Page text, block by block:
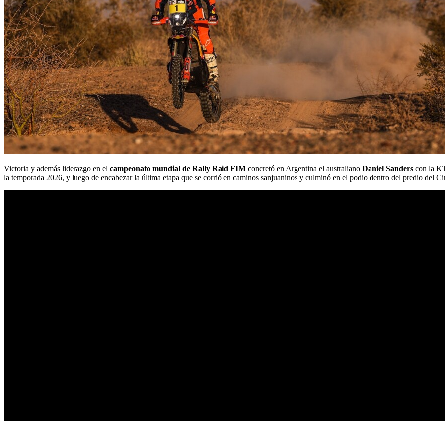
Victoria y además liderazgo en el campeonato mundial de Rally Raid FIM concretó en Argentina el australiano Daniel Sanders con la
la temporada 2026, y luego de encabezar la última etapa que se corrió en caminos sanjuaninos y culminó en el podio dentro del predio del